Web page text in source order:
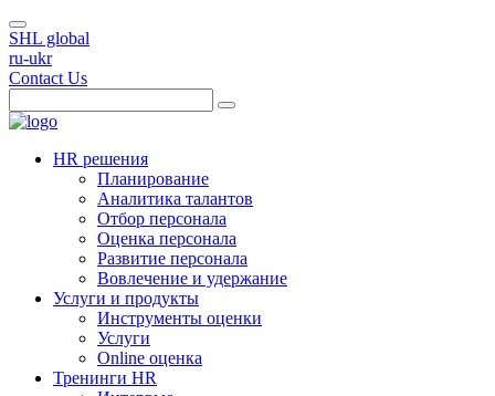
SHL global
ru-ukr
Contact Us
HR решения
Планирование
Аналитика талантов
Отбор персонала
Оценка персонала
Развитие персонала
Вовлечение и удержание
Услуги и продукты
Инструменты оценки
Услуги
Online оценка
Тренинги HR